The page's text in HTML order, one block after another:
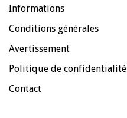
Informations
Conditions générales
Avertissement
Politique de confidentialité
Contact